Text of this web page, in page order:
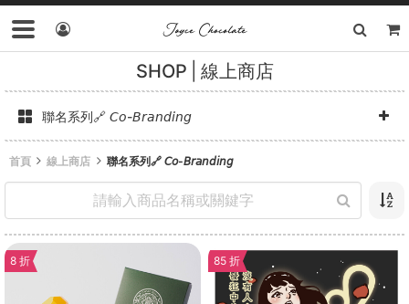
SHOP 線上商店
聯名系列🔗 𝘊𝘰-𝘉𝘳𝘢𝘯𝘥𝘪𝘯𝘨
首頁 線上商店 聯名系列🔗 𝘊𝘰-𝘉𝘳𝘢𝘯𝘥𝘪𝘯𝘨
8 折 85 折